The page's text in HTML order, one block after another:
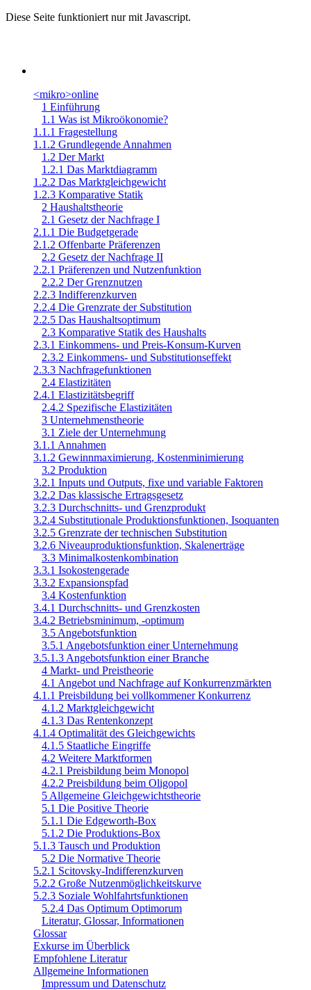
Diese Seite funktioniert nur mit Javascript.
<mikro>online
1 Einführung
1.1 Was ist Mikroökonomie?
1.1.1 Fragestellung
1.1.2 Grundlegende Annahmen
1.2 Der Markt
1.2.1 Das Marktdiagramm
1.2.2 Das Marktgleichgewicht
1.2.3 Komparative Statik
2 Haushaltstheorie
2.1 Gesetz der Nachfrage I
2.1.1 Die Budgetgerade
2.1.2 Offenbarte Präferenzen
2.2 Gesetz der Nachfrage II
2.2.1 Präferenzen und Nutzenfunktion
2.2.2 Der Grenznutzen
2.2.3 Indifferenzkurven
2.2.4 Die Grenzrate der Substitution
2.2.5 Das Haushaltsoptimum
2.3 Komparative Statik des Haushalts
2.3.1 Einkommens- und Preis-Konsum-Kurven
2.3.2 Einkommens- und Substitutionseffekt
2.3.3 Nachfragefunktionen
2.4 Elastizitäten
2.4.1 Elastizitätsbegriff
2.4.2 Spezifische Elastizitäten
3 Unternehmenstheorie
3.1 Ziele der Unternehmung
3.1.1 Annahmen
3.1.2 Gewinnmaximierung, Kostenminimierung
3.2 Produktion
3.2.1 Inputs und Outputs, fixe und variable Faktoren
3.2.2 Das klassische Ertragsgesetz
3.2.3 Durchschnitts- und Grenzprodukt
3.2.4 Substitutionale Produktionsfunktionen, Isoquanten
3.2.5 Grenzrate der technischen Substitution
3.2.6 Niveauproduktionsfunktion, Skalenerträge
3.3 Minimalkostenkombination
3.3.1 Isokostengerade
3.3.2 Expansionspfad
3.4 Kostenfunktion
3.4.1 Durchschnitts- und Grenzkosten
3.4.2 Betriebsminimum, -optimum
3.5 Angebotsfunktion
3.5.1 Angebotsfunktion einer Unternehmung
3.5.1.3 Angebotsfunktion einer Branche
4 Markt- und Preistheorie
4.1 Angebot und Nachfrage auf Konkurrenzmärkten
4.1.1 Preisbildung bei vollkommener Konkurrenz
4.1.2 Marktgleichgewicht
4.1.3 Das Rentenkonzept
4.1.4 Optimalität des Gleichgewichts
4.1.5 Staatliche Eingriffe
4.2 Weitere Marktformen
4.2.1 Preisbildung beim Monopol
4.2.2 Preisbildung beim Oligopol
5 Allgemeine Gleichgewichtstheorie
5.1 Die Positive Theorie
5.1.1 Die Edgeworth-Box
5.1.2 Die Produktions-Box
5.1.3 Tausch und Produktion
5.2 Die Normative Theorie
5.2.1 Scitovsky-Indifferenzkurven
5.2.2 Große Nutzenmöglichkeitskurve
5.2.3 Soziale Wohlfahrtsfunktionen
5.2.4 Das Optimum Optimorum
Literatur, Glossar, Informationen
Glossar
Exkurse im Überblick
Empfohlene Literatur
Allgemeine Informationen
Impressum und Datenschutz